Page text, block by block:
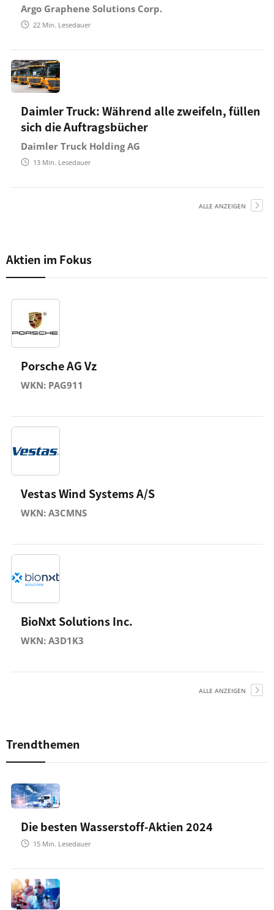
Argo Graphene Solutions Corp.
22 Min. Lesedauer
Daimler Truck: Während alle zweifeln, füllen
sich die Auftragsbücher
Daimler Truck Holding AG
13 Min. Lesedauer
ALLE ANZEIGEN
Aktien im Fokus
Porsche AG Vz
WKN: PAG911
Vestas Wind Systems A/S
WKN: A3CMNS
BioNxt Solutions Inc.
WKN: A3D1K3
ALLE ANZEIGEN
Trendthemen
Die besten Wasserstoff-Aktien 2024
15 Min. Lesedauer